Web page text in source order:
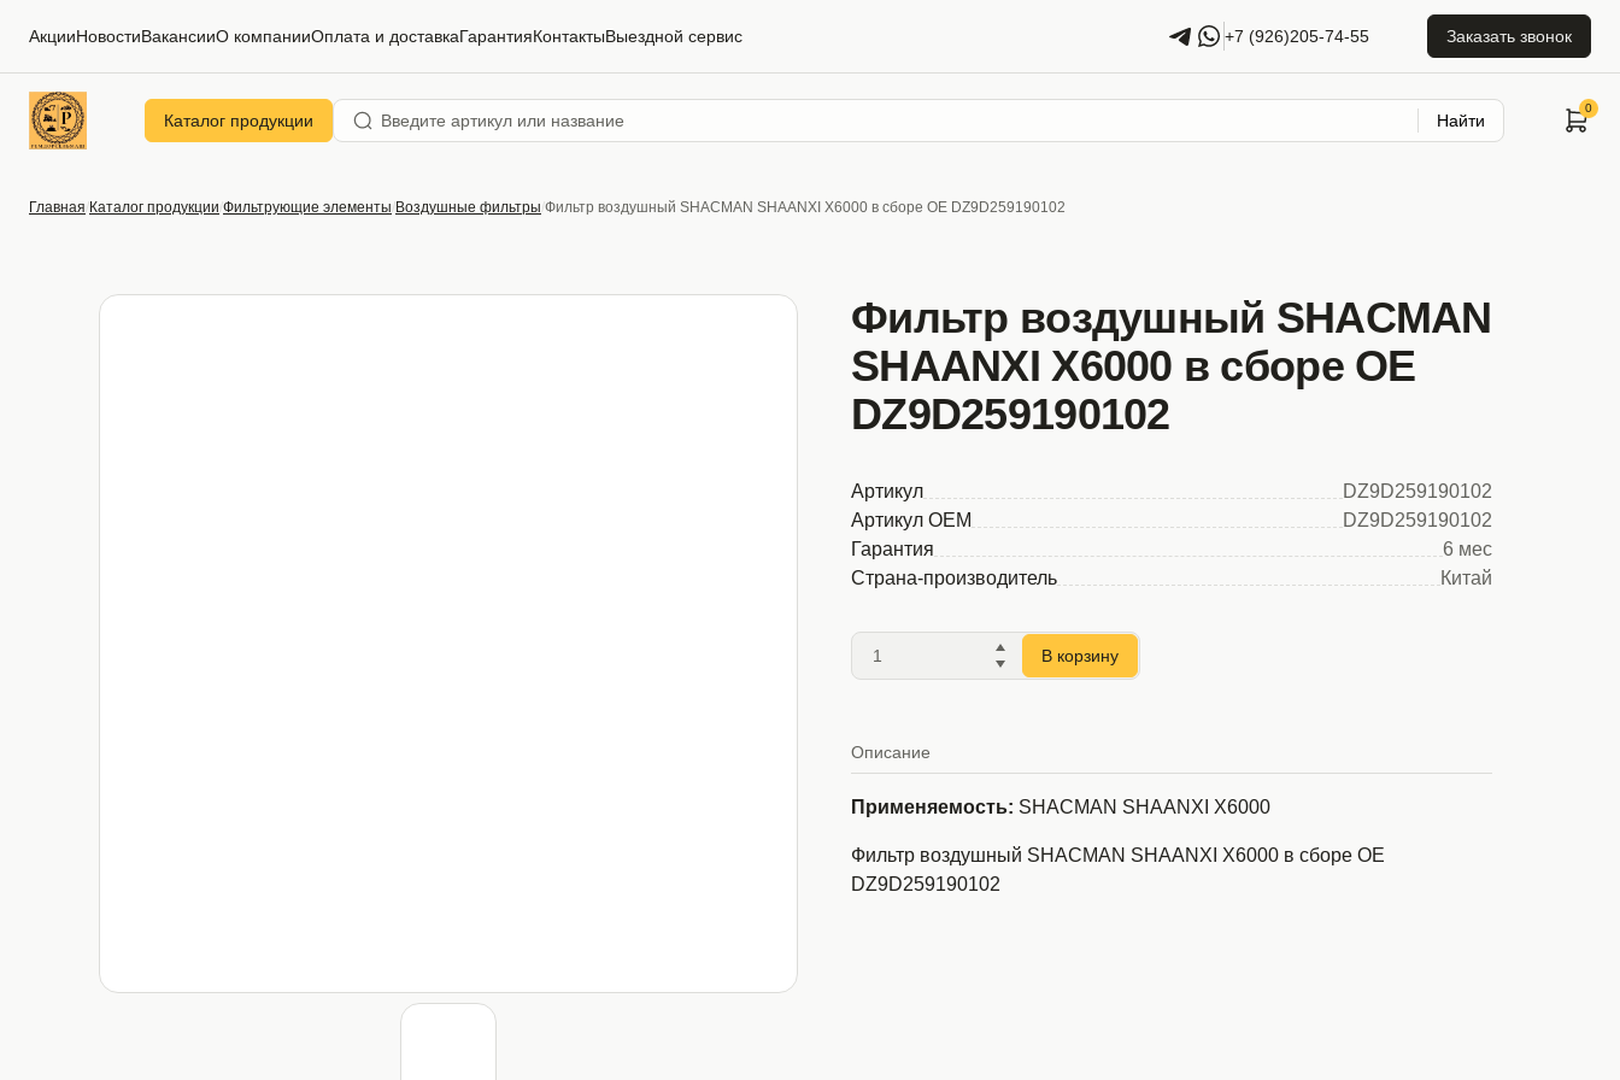
АкцииНовостиВакансииО компанииОплата и доставкаГарантияКонтактыВыездной сервис +7 (926)205-74-55 Заказать звонок
Каталог продукции Найти
Главная Каталог продукции Фильтрующие элементы Воздушные фильтры Фильтр воздушный SHACMAN SHAANXI X6000 в сборе OE DZ9D259190102
Фильтр воздушный SHACMAN
SHAANXI X6000 в сборе OE
DZ9D259190102
Артикул
DZ9D259190102
Артикул OEM
DZ9D259190102
Гарантия
6 мес
Страна-производитель
Китай
В корзину
Описание
Применяемость: SHACMAN SHAANXI X6000
Фильтр воздушный SHACMAN SHAANXI X6000 в сборе OE
DZ9D259190102